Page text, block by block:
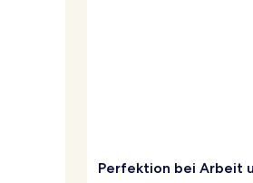
Perfektion bei Arbeit